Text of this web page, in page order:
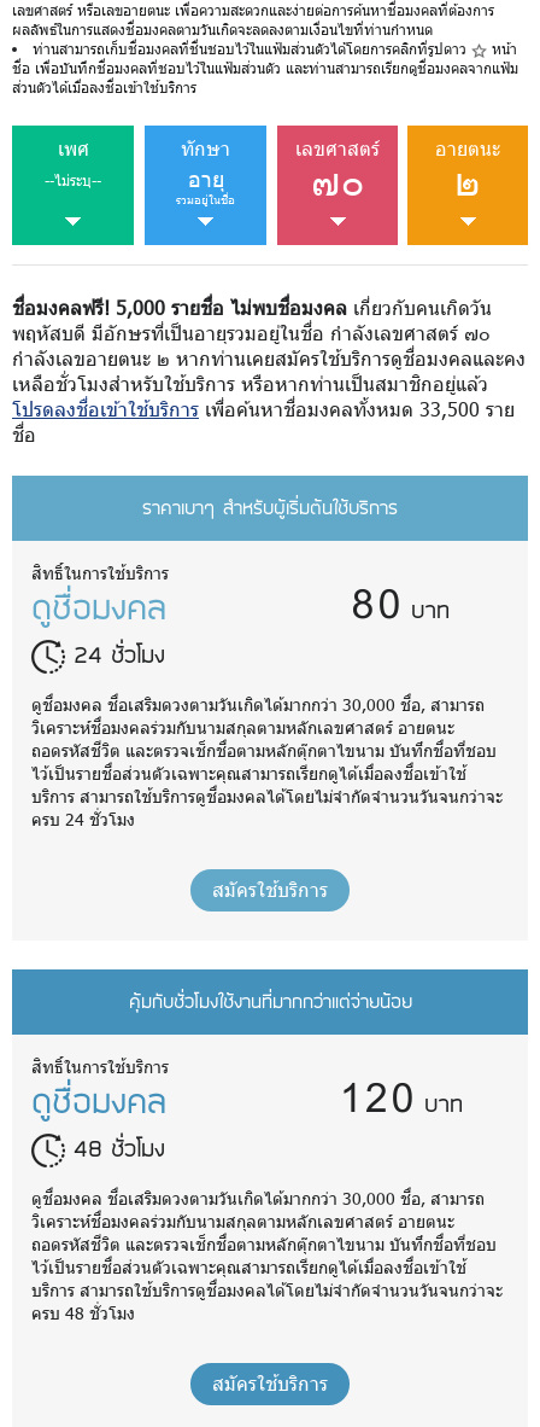
เลขศาสตร์ หรือเลขอายตนะ เพื่อความสะดวกและง่ายต่อการค้นหาชื่อมงคลที่ต้องการ
ผลลัพธ์ในการแสดงชื่อมงคลตามวันเกิดจะลดลงตามเงื่อนไขที่ท่านกำหนด
ท่านสามารถเก็บชื่อมงคลที่ชื่นชอบไว้ในแฟ้มส่วนตัวได้โดยการคลิกที่รูปดาว
หน้า
ชื่อ เพื่อบันทึกชื่อมงคลที่ชอบไว้ในแฟ้มส่วนตัว และท่านสามารถเรียกดูชื่อมงคลจากแฟ้ม
ส่วนตัวได้เมื่อลงชื่อเข้าใช้บริการ
เพศ
--ไม่ระบุ--
ทักษา
อายุ
รวมอยู่ในชื่อ
เลขศาสตร์
๗๐
อายตนะ
๒
ชื่อมงคลฟรี! 5,000 รายชื่อ ไม่พบชื่อมงคล เกี่ยวกับคนเกิดวัน
พฤหัสบดี มีอักษรที่เป็นอายุรวมอยู่ในชื่อ กำลังเลขศาสตร์ ๗๐
กำลังเลขอายตนะ ๒ หากท่านเคยสมัครใช้บริการดูชื่อมงคลและคง
เหลือชั่วโมงสำหรับใช้บริการ หรือหากท่านเป็นสมาชิกอยู่แล้ว
โปรดลงชื่อเข้าใช้บริการ เพื่อค้นหาชื่อมงคลทั้งหมด 33,500 ราย
ชื่อ
ราคาเบาๆ สำหรับผู้เริ่มต้นใช้บริการ
สิทธิ์ในการใช้บริการ
ดูชื่อมงคล
24 ชั่วโมง
80 บาท
ดูชื่อมงคล ชื่อเสริมดวงตามวันเกิดได้มากกว่า 30,000 ชื่อ, สามารถ
วิเคราะห์ชื่อมงคลร่วมกับนามสกุลตามหลักเลขศาสตร์ อายตนะ
ถอดรหัสชีวิต และตรวจเช็กชื่อตามหลักตุ๊กตาไขนาม บันทึกชื่อที่ชอบ
ไว้เป็นรายชื่อส่วนตัวเฉพาะคุณสามารถเรียกดูได้เมื่อลงชื่อเข้าใช้
บริการ สามารถใช้บริการดูชื่อมงคลได้โดยไม่จำกัดจำนวนวันจนกว่าจะ
ครบ 24 ชั่วโมง
สมัครใช้บริการ
คุ้มกับชั่วโมงใช้งานที่มากกว่าแต่จ่ายน้อย
สิทธิ์ในการใช้บริการ
ดูชื่อมงคล
48 ชั่วโมง
120 บาท
ดูชื่อมงคล ชื่อเสริมดวงตามวันเกิดได้มากกว่า 30,000 ชื่อ, สามารถ
วิเคราะห์ชื่อมงคลร่วมกับนามสกุลตามหลักเลขศาสตร์ อายตนะ
ถอดรหัสชีวิต และตรวจเช็กชื่อตามหลักตุ๊กตาไขนาม บันทึกชื่อที่ชอบ
ไว้เป็นรายชื่อส่วนตัวเฉพาะคุณสามารถเรียกดูได้เมื่อลงชื่อเข้าใช้
บริการ สามารถใช้บริการดูชื่อมงคลได้โดยไม่จำกัดจำนวนวันจนกว่าจะ
ครบ 48 ชั่วโมง
สมัครใช้บริการ